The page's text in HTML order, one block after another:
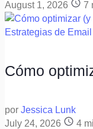
August 1, 2026
7
Estrategias de
Cómo
por Jessica Lunk
July 24, 2026
4